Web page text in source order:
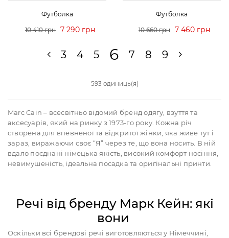
Футболка
10 410 грн 7 290 грн
Футболка
10 660 грн 7 460 грн
3 4 5 6 7 8 9
593 одиниць(я)
Marc Cain – всесвітньо відомий бренд одягу, взуття та
аксесуарів, який на ринку з 1973-го року. Кожна річ
створена для впевненої та відкритої жінки, яка живе тут і
зараз, виражаючи своє “Я” через те, що вона носить. В ній
вдало поєднані німецька якість, високий комфорт носіння,
невимушеність, ідеальна посадка та оригінальні принти.
Речі від бренду Марк Кейн: які
вони
Оскільки всі брендові речі виготовляються у Німеччині,